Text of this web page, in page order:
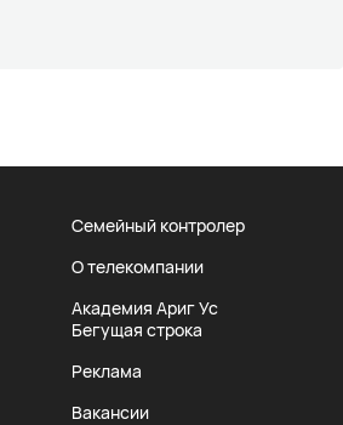
Семейный контролер
О телекомпании
Академия Ариг Ус
Бегущая строка
Реклама
Вакансии